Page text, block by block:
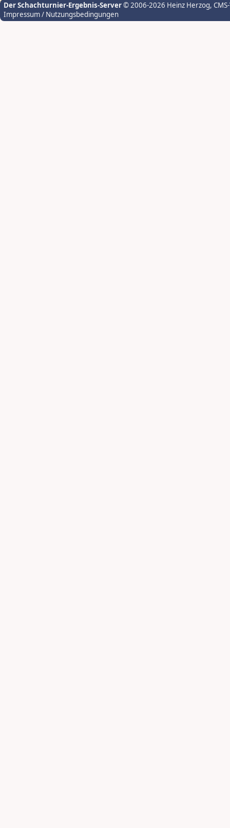
Der Schachturnier-Ergebnis-Server© 2006-2026 Heinz Herzog,
Impressum / Nutzungsbedingungen